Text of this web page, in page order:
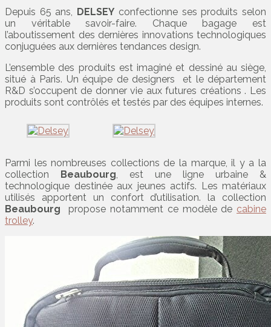
Depuis 65 ans, DELSEY confectionne ses produits selon
un véritable savoir-faire. Chaque bagage est
l’aboutissement des dernières innovations technologiques
conjuguées aux dernières tendances design.
L’ensemble des produits est imaginé et dessiné au siège,
situé à Paris. Un équipe de designers et le département
R&D s’occupent de donner vie aux futures créations . Les
produits sont contrôlés et testés par des équipes internes.
Parmi les nombreuses collections de la marque, il y a la
collection
Beaubourg, est une ligne urbaine &
technologique destinée aux jeunes actifs. Les matériaux
utilisés apportent un confort d’utilisation. la collection
Beaubourg propose notamment ce modèle de cabine
trolley.